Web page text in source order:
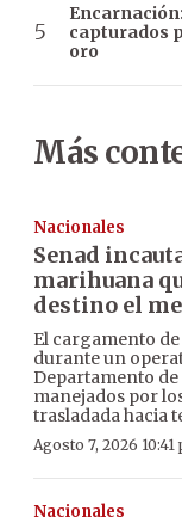
capturados
oro
Más
Nacionales
Senad
marihuana
destino el
El cargamento
durante un
Departamento de
manejados por
trasladada hacia
Agosto 7, 2026 10:41
Nacionales